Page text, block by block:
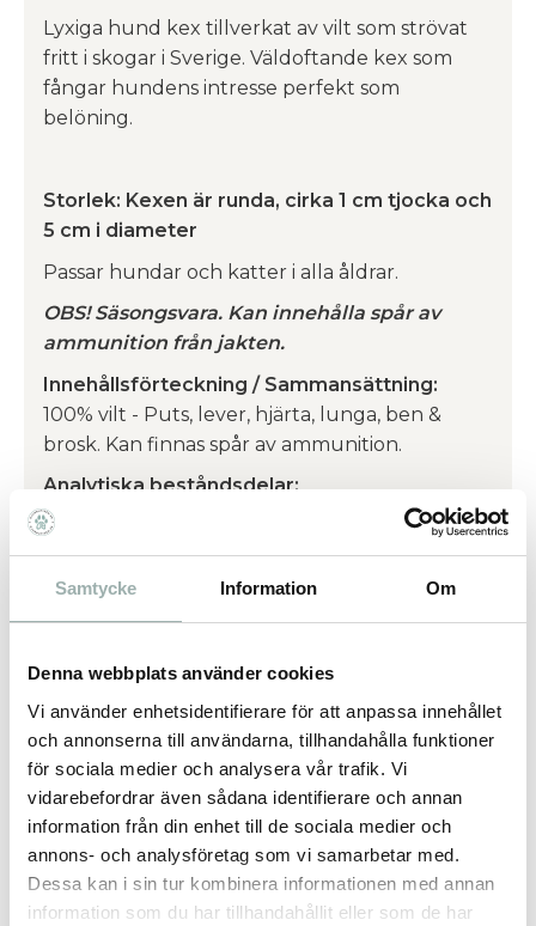
Samtycke Information Om
Denna webbplats använder cookies
Vi använder enhetsidentifierare för att anpassa innehållet
och annonserna till användarna, tillhandahålla funktioner
för sociala medier och analysera vår trafik. Vi
vidarebefordrar även sådana identifierare och annan
information från din enhet till de sociala medier och
annons- och analysföretag som vi samarbetar med.
Dessa kan i sin tur kombinera informationen med annan
information som du har tillhandahållit eller som de har
Lyxiga hund kex tillverkat av vilt som strövat
fritt i skogar i Sverige. Väldoftande kex som
fångar hundens intresse perfekt som
belöning.
Storlek: Kexen är runda, cirka 1 cm tjocka och
5 cm i diameter
Passar hundar och katter i alla åldrar.
OBS! Säsongsvara. Kan innehålla spår av
ammunition från jakten.
Innehållsförteckning / Sammansättning:
100% vilt - Puts, lever, hjärta, lunga, ben &
brosk. Kan finnas spår av ammunition.
Analytiska beståndsdelar:
9% Vatten
5% Råaska
Förvaring och hållbarhet:
Förvaras torrt och svalt. Utgångsdatum står på
förpackning (cirka 12-24 månader). Produkten
går även bra att förvara i frys.
Om varumärket:
Tassafritt är ett svenskt familjeföretag med
fabrik i Sverige. Produkterna är gjorda av noga